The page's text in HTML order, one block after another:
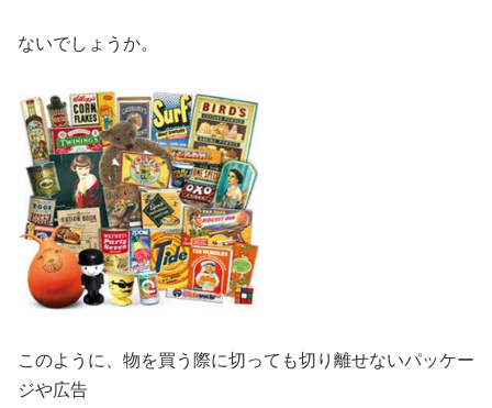
ないでしょうか。
このように、物を買う際に切っても切り離せないパッケー
ジや広告